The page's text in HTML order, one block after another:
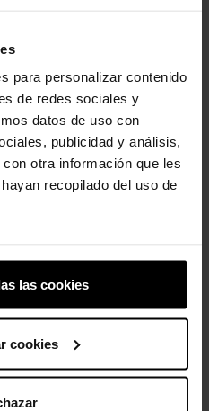
para personalizar contenido
de redes sociales y
datos de uso con
publicidad y análisis,
otra información que les
recopilado del uso de
las cookies
cookies
producto
Minnie Mouse de la
Estos adorables zuecos
con un estampado de
brillante en cada zapato. La
uno de los remaches con
de llevar.
superior de cada zapato.
pesan solo unos gramos.
un ajuste más seguro.